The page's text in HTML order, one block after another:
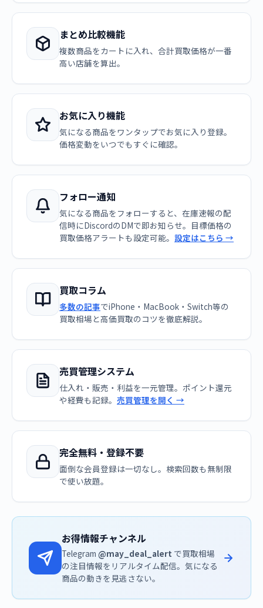
まとめ比較機能
複数商品をカートに入れ、合計買取価格が一番
高い店舗を算出。
お気に入り機能
気になる商品をワンタップでお気に入り登録。
価格変動をいつでもすぐに確認。
フォロー通知
気になる商品をフォローすると、在庫速報の配
信時にDiscordのDMで即お知らせ。目標価格の
買取価格アラートも設定可能。 設定はこちら →
買取コラム
多数の記事でiPhone・MacBook・Switch等の
買取相場と高価買取のコツを徹底解説。
売買管理システム
仕入れ・販売・利益を一元管理。ポイント還元
や経費も記録。 売買管理を開く →
完全無料・登録不要
面倒な会員登録は一切なし。検索回数も無制限
で使い放題。
お得情報チャンネル
Telegram @may_deal_alert で買取相場
の注目情報をリアルタイム配信。気になる
商品の動きを見逃さない。